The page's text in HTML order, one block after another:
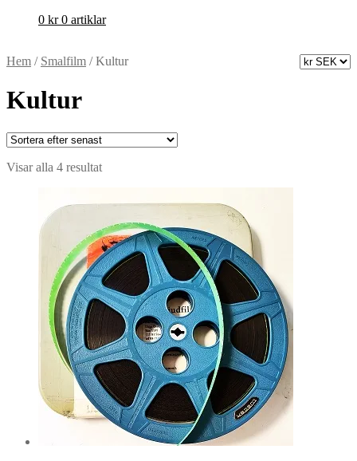
0 kr 0 artiklar
Hem / Smalfilm /Kultur
Kultur
Visar alla 4 resultatSortera